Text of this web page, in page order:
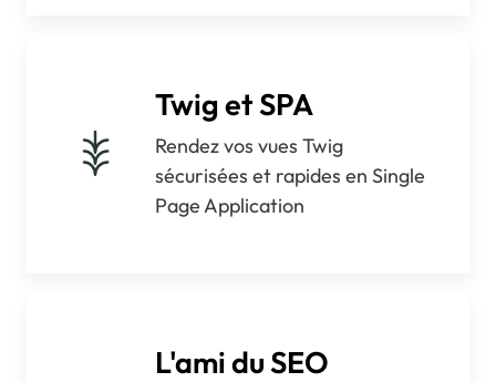
Twig et SPA
Rendez vos vues Twig
sécurisées et rapides en Single
Page Application
L'ami du SEO